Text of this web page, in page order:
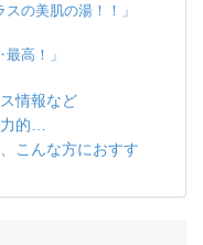
の美肌の湯！！」
高！」
情報など
的…
こんな方におすす